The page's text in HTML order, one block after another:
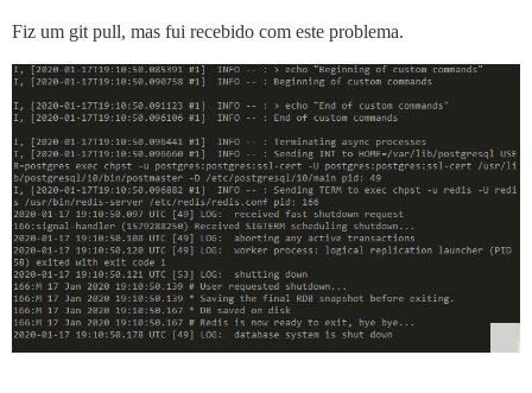
Fiz um git pull, mas fui recebido com este problema.